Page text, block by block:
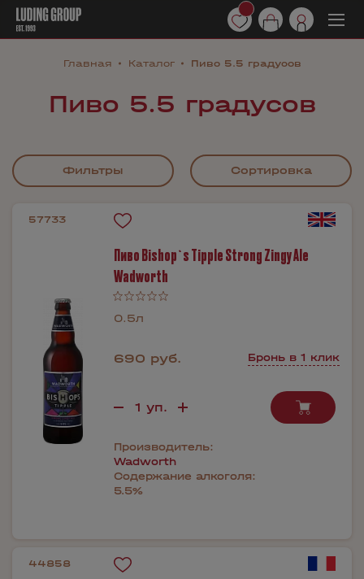
Главная Каталог Пиво 5.5 градусов
Пиво 5.5 градусов
Фильтры Сортировка
57733
Пиво Bishop`s Tipple Strong Zingy Ale
Wadworth
0.5л
690 руб. Бронь в 1 клик
Производитель:
Wadworth
Содержание алкоголя:
5.5%
44858